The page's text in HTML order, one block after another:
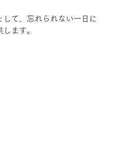
て、忘れられない一日に
ます。